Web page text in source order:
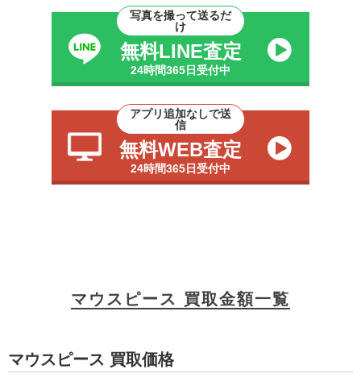
写真を撮って送るだ
け
無料LINE査定
24時間365日受付中
アプリ追加なしで送
信
無料WEB査定
24時間365日受付中
マウスピース 買取金額一覧
マウスピース 買取価格